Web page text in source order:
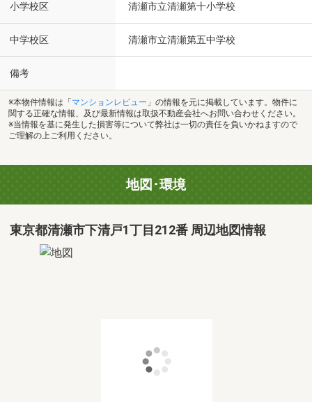
小学校区 清瀬市立清瀬第十小学校
中学校区 清瀬市立清瀬第五中学校
備考
※本物件情報は「 マンションレビュー 」の情報を元に掲載しています。物件に
関する正確な情報、及び最新情報は取扱不動産会社へお問い合わせください。
※当情報を基に発生した損害等について弊社は一切の責任を負いかねますので
ご理解の上ご利用ください。
地図･環境
東京都清瀬市下清戸1丁目212番 周辺地図情報